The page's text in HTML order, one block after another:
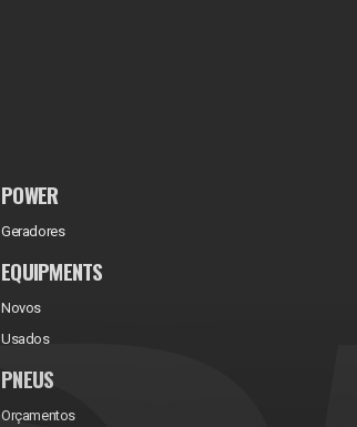
POWER
Geradores
EQUIPMENTS
Novos
Usados
PNEUS
Orçamentos